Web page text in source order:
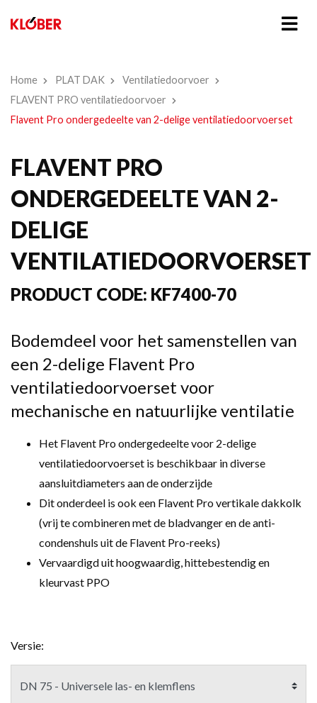
Home PLAT DAK
Ventilatiedoorvoer
FLAVENT PRO ventilatiedoorvoer
Flavent Pro ondergedeelte van 2-delige ventilatiedoorvoerset
FLAVENT PRO
ONDERGEDEELTE VAN 2-
DELIGE
VENTILATIEDOORVOERSET
PRODUCT CODE: KF7400-70
Bodemdeel voor het samenstellen van
een 2-delige Flavent Pro
ventilatiedoorvoerset voor
mechanische en natuurlijke ventilatie
Het Flavent Pro ondergedeelte voor 2-delige
ventilatiedoorvoerset is beschikbaar in diverse
aansluitdiameters aan de onderzijde
Dit onderdeel is ook een Flavent Pro vertikale dakkolk
(vrij te combineren met de bladvanger en de anti-
condenshuls uit de Flavent Pro-reeks)
Vervaardigd uit hoogwaardig, hittebestendig en
kleurvast PPO
Versie: